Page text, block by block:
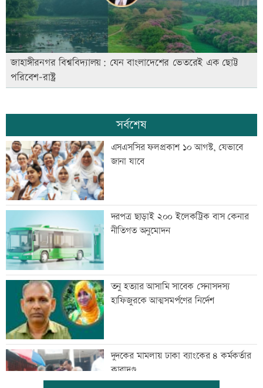
জাহাঙ্গীরনগর বিশ্ববিদ্যালয়: যেন বাংলাদেশের ভেতরেই এক ছোট্ট
পরিবেশ-রাষ্ট্র
সর্বশেষ
এসএসসির ফলপ্রকাশ ১০ আগস্ট, যেভাবে
জানা যাবে
দরপত্র ছাড়াই ২০০ ইলেকট্রিক বাস কেনার
নীতিগত অনুমোদন
তনু হত্যার আসামি সাবেক সেনাসদস্য
হাফিজুরকে আত্মসমর্পণের নির্দেশ
দুদকের মামলায় ঢাকা ব্যাংকের ৪ কর্মকর্তার
কারাদণ্ড